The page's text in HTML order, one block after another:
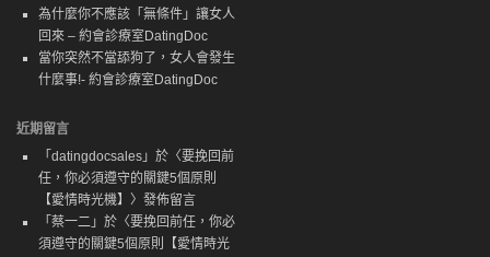
為什麼你不應該「無條件」讓女人
回來 – 約會診療室DatingDoc
當你突然不當舔狗了，女人會發生
什麼事!- 約會診療室DatingDoc
近期留言
「 datingdocsales 」於〈要挽回前
任，你必須遵守的關鍵5個原則
【愛情時光機】 〉發佈留言
「 蔡一二 」於〈要挽回前任，你必
須遵守的關鍵5個原則【愛情時光